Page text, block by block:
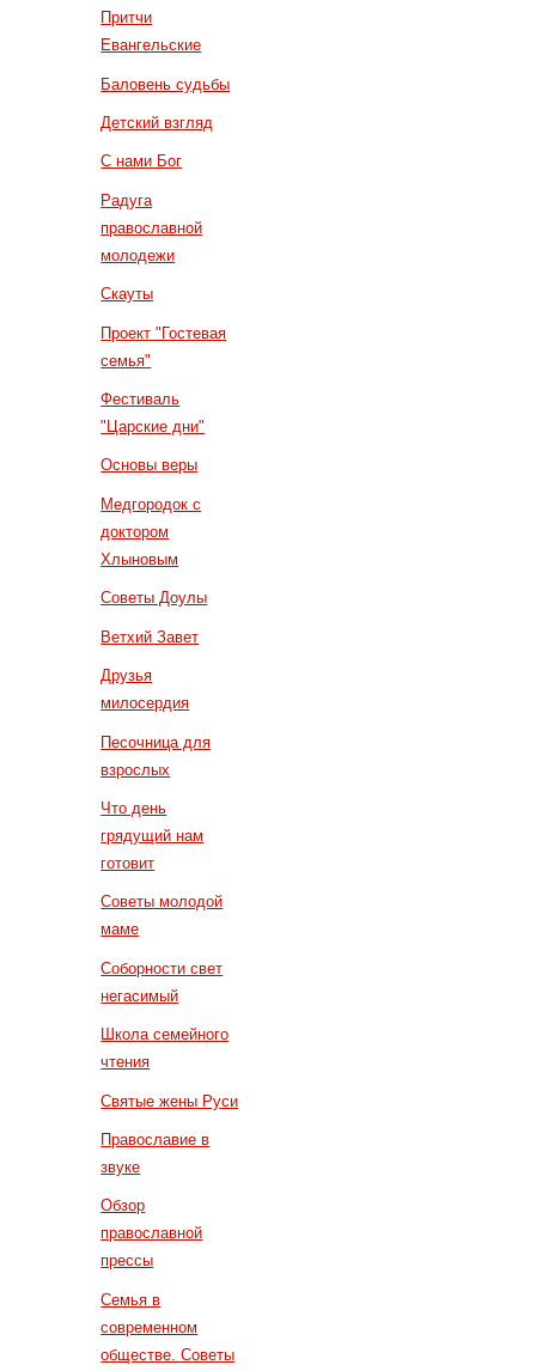
Притчи
Евангельские
Баловень судьбы
Детский взгляд
С нами Бог
Радуга
православной
молодежи
Скауты
Проект "Гостевая
семья"
Фестиваль
"Царские дни"
Основы веры
Медгородок с
доктором
Хлыновым
Советы Доулы
Ветхий Завет
Друзья
милосердия
Песочница для
взрослых
Что день
грядущий нам
готовит
Советы молодой
маме
Соборности свет
негасимый
Школа семейного
чтения
Святые жены Руси
Православие в
звуке
Обзор
православной
прессы
Семья в
современном
обществе. Советы